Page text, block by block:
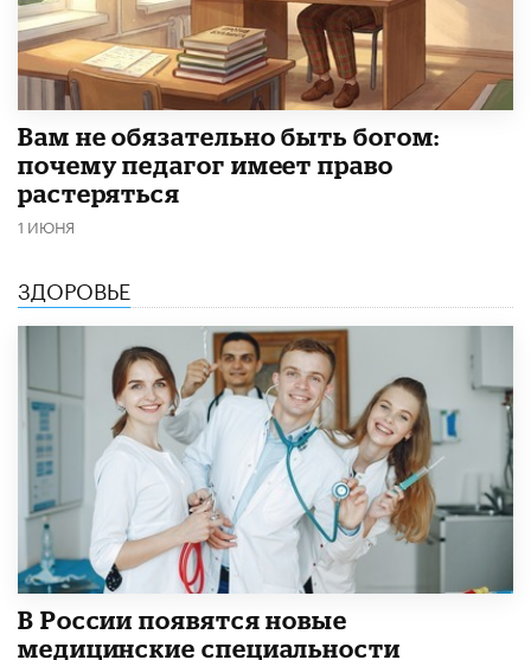
​Вам не обязательно быть богом:
почему педагог имеет право
растеряться
1 ИЮНЯ
ЗДОРОВЬЕ
В России появятся новые
медицинские специальности